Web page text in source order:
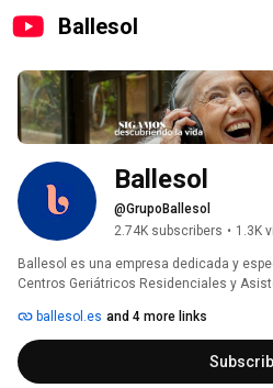
Ballesol
Ballesol
@GrupoBallesol
2.74K subscribers • 1.3K
Ballesol es una empresa dedicada y
Centros Geriátricos Residenciales y
ballesol.es and 4 more links